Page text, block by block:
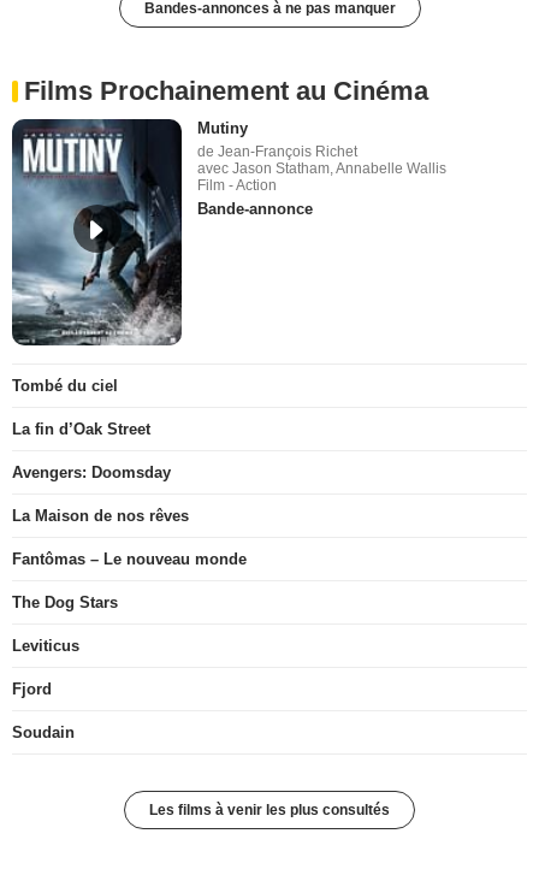
Bandes-annonces à ne pas manquer
Films Prochainement au Cinéma
Mutiny
de Jean-François Richet
avec Jason Statham, Annabelle Wallis
Film - Action
Bande-annonce
Tombé du ciel
La fin d’Oak Street
Avengers: Doomsday
La Maison de nos rêves
Fantômas – Le nouveau monde
The Dog Stars
Leviticus
Fjord
Soudain
Les films à venir les plus consultés